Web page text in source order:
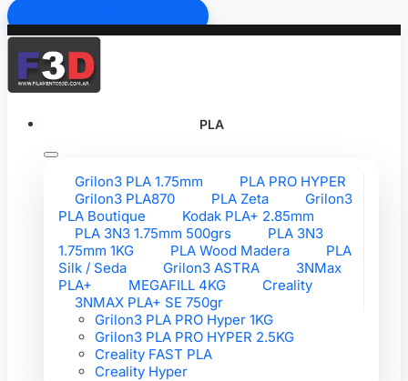
PLA
Grilon3 PLA 1.75mm
PLA PRO HYPER
Grilon3 PLA870
PLA Zeta
Grilon3
PLA Boutique
Kodak PLA+ 2.85mm
PLA 3N3 1.75mm 500grs
PLA 3N3
1.75mm 1KG
PLA Wood Madera
PLA
Silk / Seda
Grilon3 ASTRA
3NMax
PLA+
MEGAFILL 4KG
Creality
3NMAX PLA+ SE 750gr
Grilon3 PLA PRO Hyper 1KG
Grilon3 PLA PRO HYPER 2.5KG
Creality FAST PLA
Creality Hyper